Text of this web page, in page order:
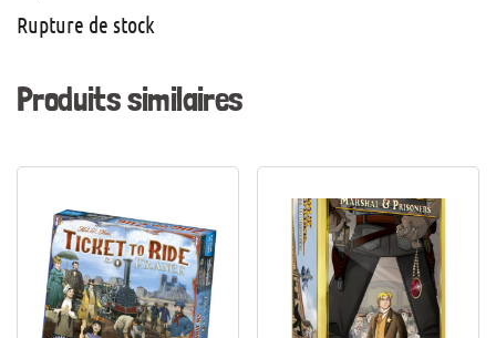
Rupture de stock
Produits similaires